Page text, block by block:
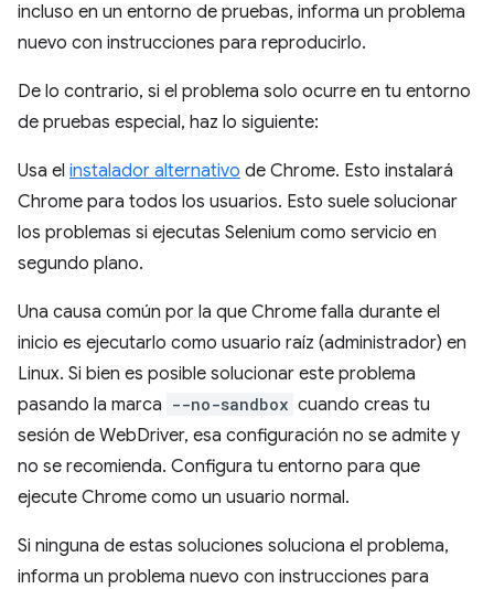
incluso en un entorno de pruebas, informa un problema
nuevo con instrucciones para reproducirlo.
De lo contrario, si el problema solo ocurre en tu entorno
de pruebas especial, haz lo siguiente:
Usa el instalador alternativo de Chrome. Esto instalará
Chrome para todos los usuarios. Esto suele solucionar
los problemas si ejecutas Selenium como servicio en
segundo plano.
Una causa común por la que Chrome falla durante el
inicio es ejecutarlo como usuario raíz (administrador) en
Linux. Si bien es posible solucionar este problema
pasando la marca --no-sandbox cuando creas tu
sesión de WebDriver, esa configuración no se admite y
no se recomienda. Configura tu entorno para que
ejecute Chrome como un usuario normal.
Si ninguna de estas soluciones soluciona el problema,
informa un problema nuevo con instrucciones para